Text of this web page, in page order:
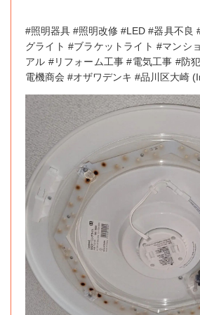
#照明器具 #照明改修 #LED #器具不良
グライト #ブラケットライト #マンシ
アル #リフォーム工事 #電気工事 #防
電機商会 #オザワデンキ #品川区大崎